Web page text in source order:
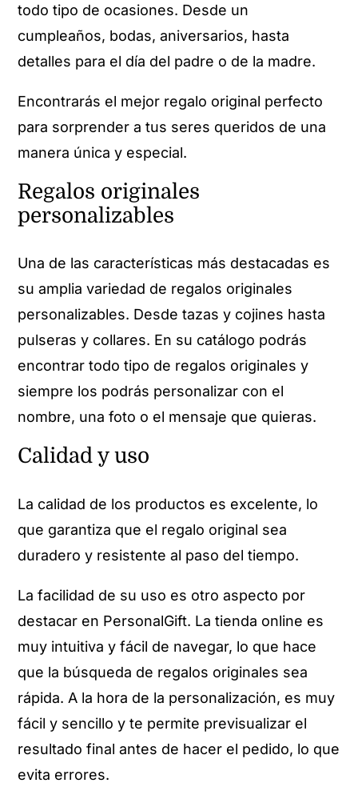
todo tipo de ocasiones. Desde un
cumpleaños, bodas, aniversarios, hasta
detalles para el día del padre o de la madre.
Encontrarás el mejor regalo original perfecto
para sorprender a tus seres queridos de una
manera única y especial.
Regalos originales
personalizables
Una de las características más destacadas es
su amplia variedad de regalos originales
personalizables. Desde tazas y cojines hasta
pulseras y collares. En su catálogo podrás
encontrar todo tipo de regalos originales y
siempre los podrás personalizar con el
nombre, una foto o el mensaje que quieras.
Calidad y uso
La calidad de los productos es excelente, lo
que garantiza que el regalo original sea
duradero y resistente al paso del tiempo.
La facilidad de su uso es otro aspecto por
destacar en PersonalGift. La tienda online es
muy intuitiva y fácil de navegar, lo que hace
que la búsqueda de regalos originales sea
rápida. A la hora de la personalización, es muy
fácil y sencillo y te permite previsualizar el
resultado final antes de hacer el pedido, lo que
evita errores.